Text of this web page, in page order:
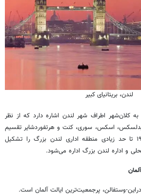
لندن، بریتانیای کبیر
کلان‌شهر اطراف شهر لندن اشاره دارد که از نظر
اسکس، سوری، کنت و هرتفوردشایر تقسیم
شده است، که از سال ۱۹۶۵ تا حد زیادی منطقه اداری لندن بزرگ را تشکیل
وستفالن، پرجمعیت‌ترین ایالت آلمان است.